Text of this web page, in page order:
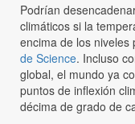
Podrían
climáticos si la
encima de los niveles
de Science. Incluso
global, el mundo ya
puntos de inflexión
décima de grado de